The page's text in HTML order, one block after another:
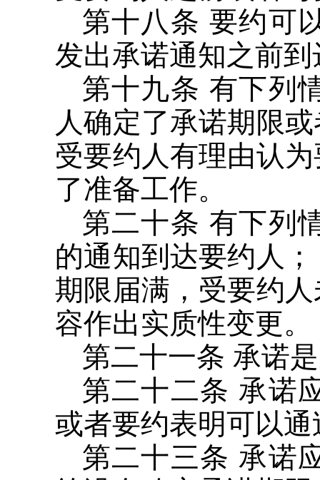
第十八条 要约可
发出承诺通知之前
第十九条 有下列
人确定了承诺期限
受要约人有理由认
了准备工作。
第二十条 有下列
的通知到达要约人
期限届满，受要约
容作出实质性变更。
第二十一条 承诺
第二十二条 承诺
或者要约表明可以
第二十三条 承诺